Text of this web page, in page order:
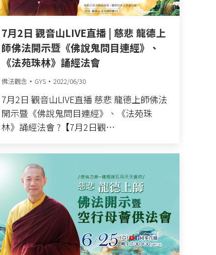
7月2日 觀音山LIVE直播 | 慈悲 龍德上
師佛法開示暨《佛說鬼問目連經》、
《法苑珠林》誦經法會
佛法觀念 GYS 2022/06/30
7月2日 觀音山LIVE直播 慈悲 龍德上師佛法
開示暨《佛說鬼問目連經》、《法苑珠
林》誦經法會 ?【7月2日觀…